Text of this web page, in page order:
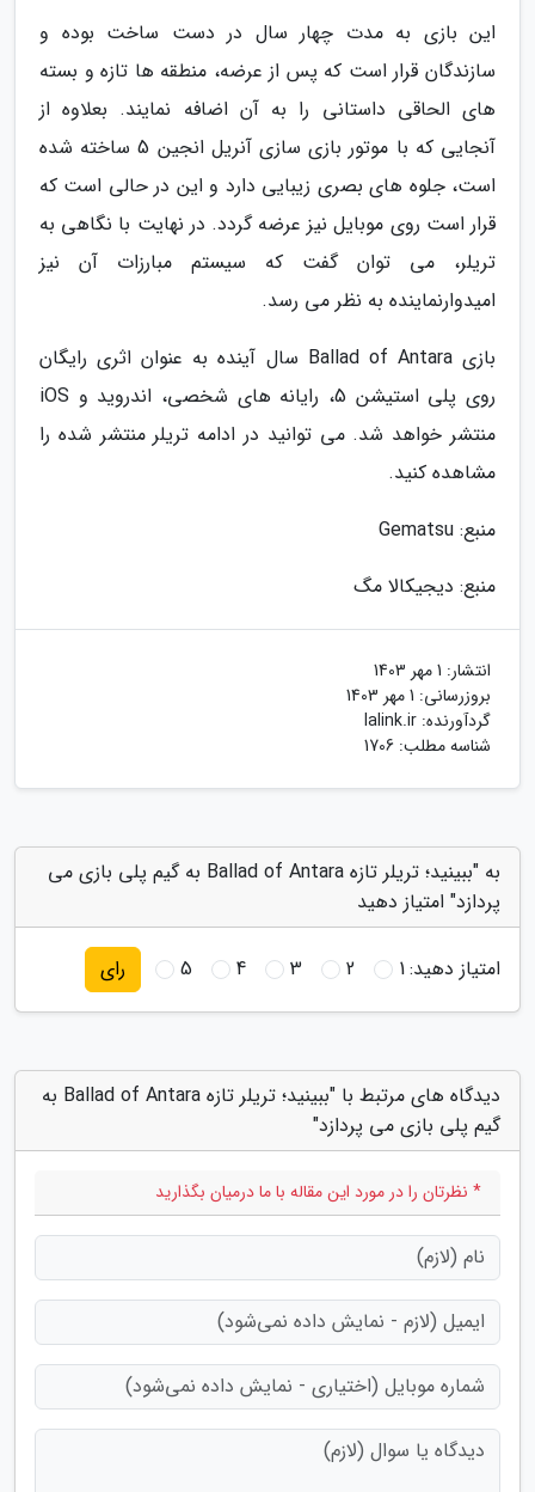
این بازی به مدت چهار سال در دست ساخت بوده و
سازندگان قرار است که پس از عرضه، منطقه ها تازه و بسته
های الحاقی داستانی را به آن اضافه نمایند. بعلاوه از
آنجایی که با موتور بازی سازی آنریل انجین 5 ساخته شده
است، جلوه های بصری زیبایی دارد و این در حالی است که
قرار است روی موبایل نیز عرضه گردد. در نهایت با نگاهی به
تریلر، می توان گفت که سیستم مبارزات آن نیز
امیدوارنماینده به نظر می رسد.
بازی Ballad of Antara سال آینده به عنوان اثری رایگان
روی پلی استیشن 5، رایانه های شخصی، اندروید و iOS
منتشر خواهد شد. می توانید در ادامه تریلر منتشر شده را
مشاهده کنید.
منبع: Gematsu
منبع: دیجیکالا مگ
انتشار: 1 مهر 1403
بروزرسانی: 1 مهر 1403
گردآورنده: lalink.ir
شناسه مطلب: 1706
به "ببینید؛ تریلر تازه Ballad of Antara به گیم پلی بازی می
پردازد" امتیاز دهید
امتیاز دهید:1
2
3
4
5 رای
دیدگاه های مرتبط با "ببینید؛ تریلر تازه Ballad of Antara به
گیم پلی بازی می پردازد"
* نظرتان را در مورد این مقاله با ما درمیان بگذارید